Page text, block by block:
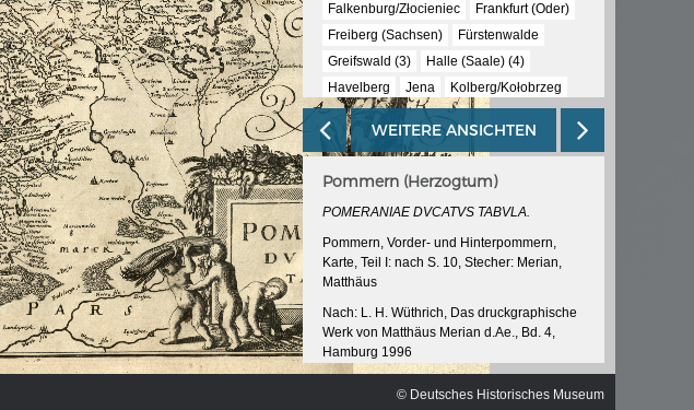
Falkenburg/Złocieniec
Frankfurt (Oder)
Freiberg (Sachsen)
Fürstenwalde
Greifswald (3)
Halle (Saale) (4)
Havelberg
Jena
Kolberg/Kołobrzeg
Königstein (2)
Küstrin/Kostrzyn nad Odrą (3)
Mansfeld
Meissen
Merseburg
Mühlhausen (Thüringen)
Naumburg (Saale)
Neuruppin
Plauen
Rathenow
Saalfeld (Saale)
Spandau
Tangermünde
Templin
Torgau (2)
Ueckermünde
Werben (Elbe)
Wettin
Wittenberg
Wittstock (Dosse)
Wolgast (2) Wurzen
WEITERE ANSICHTEN
Pommern (Herzogtum)
POMERANIAE DVCATVS TABVLA.
Pommern, Vorder- und Hinterpommern,
Karte, Teil I: nach S. 10, Stecher: Merian,
Matthäus
Nach: L. H. Wüthrich, Das druckgraphische
Werk von Matthäus Merian d.Ae., Bd. 4,
Hamburg 1996
Topographie, von Sachsen und Thüringen,
© Deutsches Historisches Museum